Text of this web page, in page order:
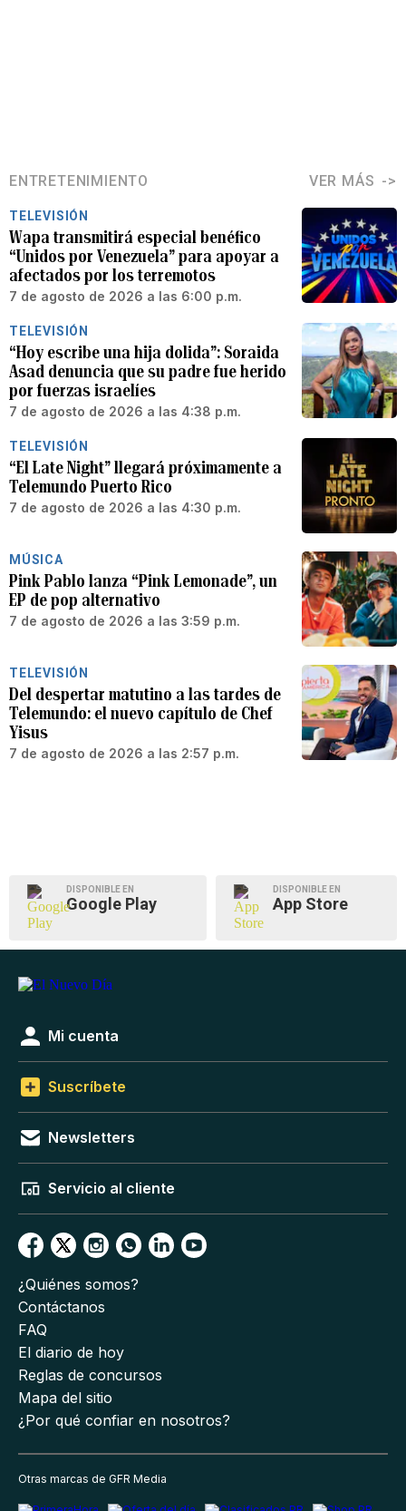
ENTRETENIMIENTO VER MÁS
TELEVISIÓN
Wapa transmitirá especial benéfico
“Unidos por Venezuela” para apoyar a
afectados por los terremotos
7 de agosto de 2026 a las 6:00 p.m.
TELEVISIÓN
“Hoy escribe una hija dolida”: Soraida
Asad denuncia que su padre fue herido
por fuerzas israelíes
7 de agosto de 2026 a las 4:38 p.m.
TELEVISIÓN
“El Late Night” llegará próximamente a
Telemundo Puerto Rico
7 de agosto de 2026 a las 4:30 p.m.
MÚSICA
Pink Pablo lanza “Pink Lemonade”, un
EP de pop alternativo
7 de agosto de 2026 a las 3:59 p.m.
TELEVISIÓN
Del despertar matutino a las tardes de
Telemundo: el nuevo capítulo de Chef
Yisus
7 de agosto de 2026 a las 2:57 p.m.
DISPONIBLE EN
Google Play
DISPONIBLE EN
App Store
Mi cuenta
Suscríbete
Newsletters
Servicio al cliente
¿Quiénes somos?
Contáctanos
FAQ
El diario de hoy
Reglas de concursos
Mapa del sitio
¿Por qué confiar en nosotros?
Otras marcas de GFR Media